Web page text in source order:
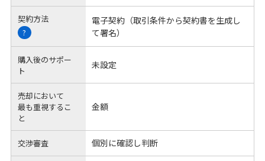
契約方法
?
電子契約（取引条件から契約書を生成し
て署名）
購入後のサポー
ト
未設定
売却において
最も重視するこ
と
金額
交渉審査 個別に確認し判断